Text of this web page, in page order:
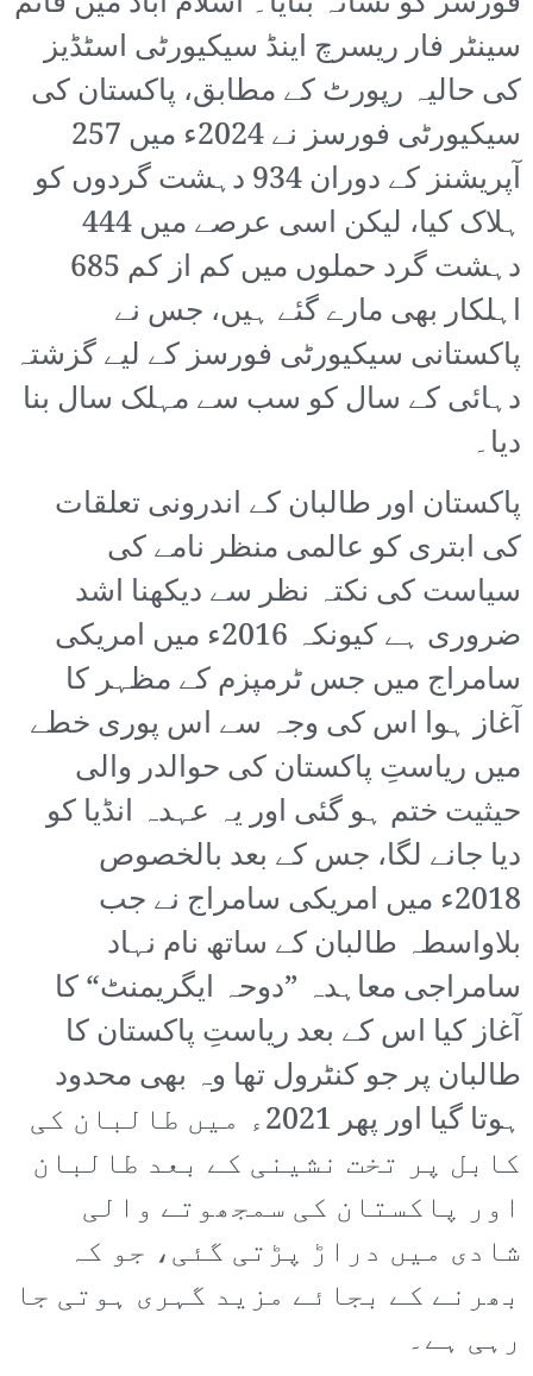
سینٹر فار ریسرچ اینڈ سیکیورٹی اسٹڈیز
کی حالیہ رپورٹ کے مطابق، پاکستان کی
سیکیورٹی فورسز نے 2024ء میں 257
آپریشنز کے دوران 934 دہشت گردوں کو
ہلاک کیا، لیکن اسی عرصے میں 444
دہشت گرد حملوں میں کم از کم 685
اہلکار بھی مارے گئے ہیں، جس نے
پاکستانی سیکیورٹی فورسز کے لیے گزشتہ
دہائی کے سال کو سب سے مہلک سال بنا
دیا۔
پاکستان اور طالبان کے اندرونی تعلقات
کی ابتری کو عالمی منظر نامے کی
سیاست کی نکتہ نظر سے دیکھنا اشد
ضروری ہے کیونکہ 2016ء میں امریکی
سامراج میں جس ٹرمپزم کے مظہر کا
آغاز ہوا اس کی وجہ سے اس پوری خطے
میں ریاستِ پاکستان کی حوالدر والی
حیثیت ختم ہو گئی اور یہ عہدہ انڈیا کو
دیا جانے لگا، جس کے بعد بالخصوص
2018ء میں امریکی سامراج نے جب
بلاواسطہ طالبان کے ساتھ نام نہاد
سامراجی معاہدہ ”دوحہ ایگریمنٹ“ کا
آغاز کیا اس کے بعد ریاستِ پاکستان کا
طالبان پر جو کنٹرول تھا وہ بھی محدود
ہوتا گیا اور پھر 2021ء میں طالبان کی
کابل پر تخت نشینی کے بعد طالبان
اور پاکستان کی سمجھوتے والی
شادی میں دراڑ پڑتی گئی، جو کہ
بھرنے کے بجائے مزید گہری ہوتی جا
رہی ہے۔